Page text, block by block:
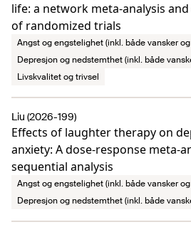
life: a network meta-analysis
of randomized trials
Angst og engstelighet (inkl. både vansker
Depresjon og nedstemthet (inkl. både
Livskvalitet og trivsel
Effects of laughter therapy on
anxiety: A dose-response meta-
sequential analysis
Liu (2026-199)
Angst og engstelighet (inkl. både vansker
Depresjon og nedstemthet (inkl. både